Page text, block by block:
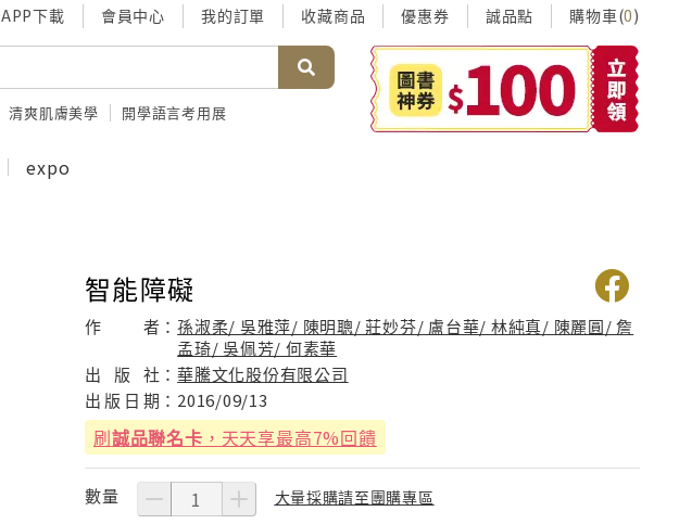
APP下載 會員中心 我的訂單 收藏商品 優惠券 誠品點 購物車(0)
清爽肌膚美學 開學語言考用展
expo
智能障礙
作 者：孫淑柔/ 吳雅萍/ 陳明聰/ 莊妙芬/ 盧台華/ 林純真/ 陳麗圓/ 詹
孟琦/ 吳佩芳/ 何素華
出
版 社：華騰文化股份有限公司
出 版 日 期： 2016/09/13
刷誠品聯名卡 ，天天享最高7%回饋
數量 大量採購請至團購專區